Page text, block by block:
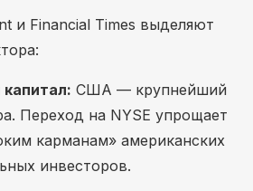
и Financial Times выделяют
США — крупнейший
Переход на NYSE упрощает
карманам» американских
инвесторов.